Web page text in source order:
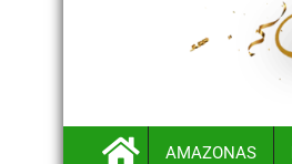
AMAZONAS